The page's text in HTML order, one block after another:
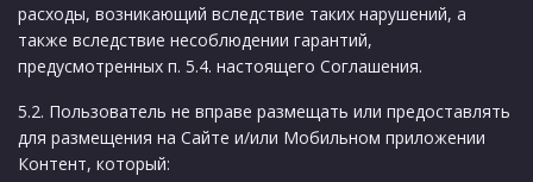
расходы, возникающий вследствие таких нарушений, а
также вследствие несоблюдении гарантий,
предусмотренных п. 5.4. настоящего Соглашения.
5.2. Пользователь не вправе размещать или предоставлять
для размещения на Сайте и/или Мобильном приложении
Контент, который: